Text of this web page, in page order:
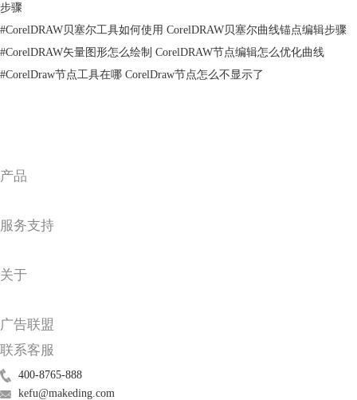
3.但有些时候我们需要对节点进行打断或更改，那么怎么办呢？很简
1.如下图所示，有时候我们需要对画好的曲线进行闭合处理，那么我们
步骤
#CorelDRAW贝塞尔工具如何使用 CorelDRAW贝塞尔曲线锚点编辑步骤
#CorelDRAW矢量图形怎么绘制 CorelDRAW节点编辑怎么优化曲线
#CorelDraw节点工具在哪 CorelDraw节点怎么不显示了
产品
服务支持
关于
广告联盟
联系客服
400-8765-888
kefu@makeding.com